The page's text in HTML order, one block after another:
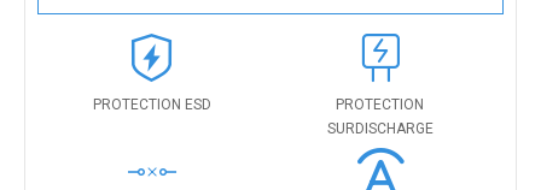
PROTECTION ESD
PROTECTION
SURDISCHARGE